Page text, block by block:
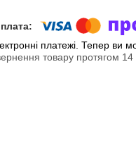
платежі. Тепер ви
товару протягом 14